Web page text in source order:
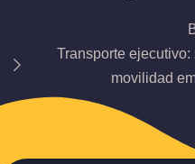
Transporte
movilidad